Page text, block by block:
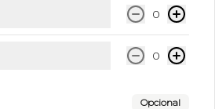
0
0
Opcional